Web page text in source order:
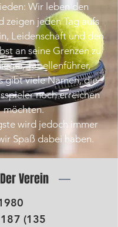
Wir leben den
zeigen jeden Tag aufs
Leidenschaft und den
an seine Grenzen zu
Tabellenführer,
gibt viele Namen, die
noch erreichen
möchten.
wird jedoch immer
Spaß dabei haben.
Der Verein
(135